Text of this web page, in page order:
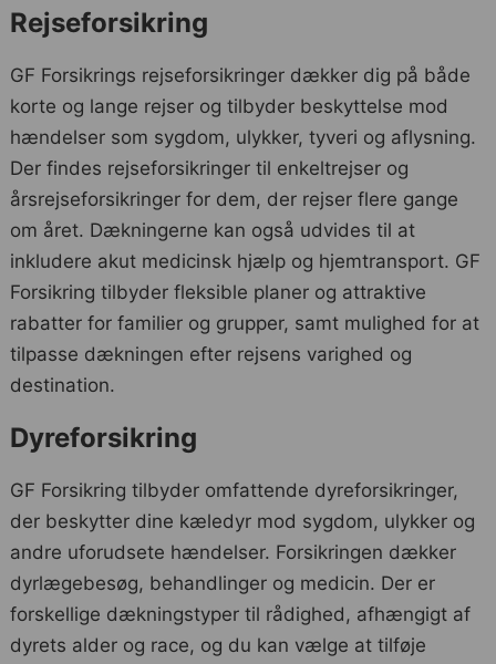
Rejseforsikring
GF Forsikrings rejseforsikringer dækker dig på både
korte og lange rejser og tilbyder beskyttelse mod
hændelser som sygdom, ulykker, tyveri og aflysning.
Der findes rejseforsikringer til enkeltrejser og
årsrejseforsikringer for dem, der rejser flere gange
om året. Dækningerne kan også udvides til at
inkludere akut medicinsk hjælp og hjemtransport. GF
Forsikring tilbyder fleksible planer og attraktive
rabatter for familier og grupper, samt mulighed for at
tilpasse dækningen efter rejsens varighed og
destination.
Dyreforsikring
GF Forsikring tilbyder omfattende dyreforsikringer,
der beskytter dine kæledyr mod sygdom, ulykker og
andre uforudsete hændelser. Forsikringen dækker
dyrlægebesøg, behandlinger og medicin. Der er
forskellige dækningstyper til rådighed, afhængigt af
dyrets alder og race, og du kan vælge at tilføje